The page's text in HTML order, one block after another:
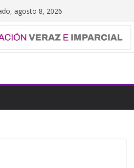
agosto 8, 2026